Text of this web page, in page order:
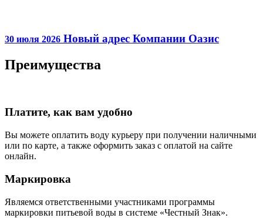
30 июля 2026 Новый адрес Компании Оазис
Преимущества
Платите, как вам удобно
Вы можете оплатить воду курьеру при получении наличными
или по карте, а также оформить заказ с оплатой на сайте
онлайн.
Маркировка
Являемся ответственными участниками программы
маркировки питьевой воды в системе «Честный Знак».